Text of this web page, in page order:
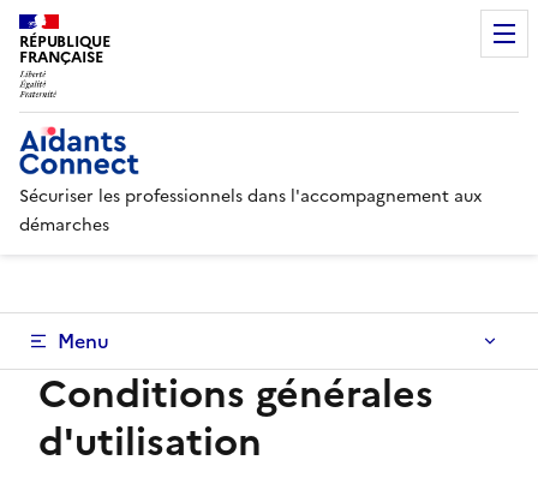
RÉPUBLIQUE
FRANÇAISE
Sécuriser les professionnels dans l'accompagnement aux
démarches
Menu
Conditions générales
d'utilisation